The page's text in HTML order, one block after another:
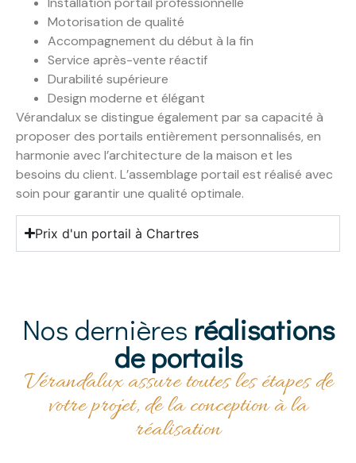
Motorisation de qualité
Accompagnement du début à la fin
Service après-vente réactif
Durabilité supérieure
Design moderne et élégant
Vérandalux se distingue également par sa capacité à
proposer des portails entièrement personnalisés, en
harmonie avec l’architecture de la maison et les
besoins du client. L’assemblage portail est réalisé avec
soin pour garantir une qualité optimale.
Prix d'un portail à Chartres
Nos dernières réalisations
de portails
Vérandalux assure toutes les étapes de
votre projet, de la conception à la
réalisation